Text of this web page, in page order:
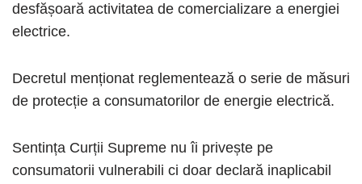
desfășoară activitatea de comercializare a energiei
electrice.
Decretul menționat reglementează o serie de măsuri
de protecție a consumatorilor de energie electrică.
Sentința Curții Supreme nu îi privește pe
consumatorii vulnerabili ci doar declară inaplicabil